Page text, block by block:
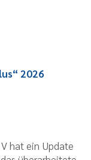
2026
hat ein Update